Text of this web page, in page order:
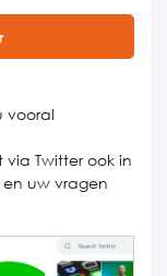
vooral
via Twitter ook in
uw vragen